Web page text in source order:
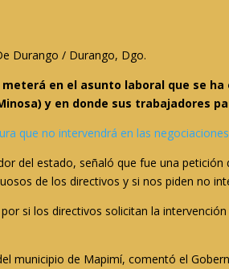
Durango / Durango, Dgo.
meterá en el asunto laboral que se
y en donde sus trabajadores
que no intervendrá en las
del estado, señaló que fue una
de los directivos y si nos piden no
si los directivos solicitan la
municipio de Mapimí, comentó el